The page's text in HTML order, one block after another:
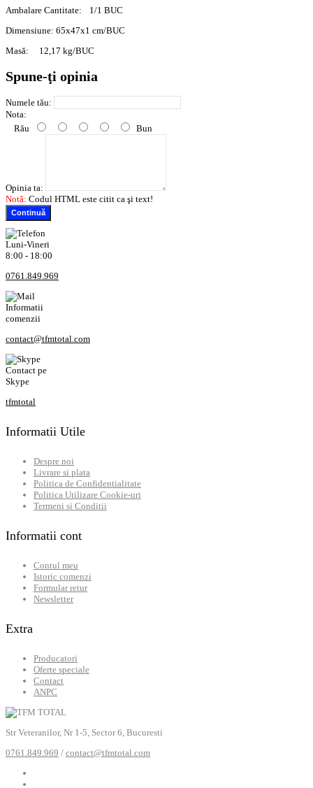
Ambalare Cantitate:
1/1 BUC
Dimensiune: 65x47x1 cm/BUC
Masă:
12,17 kg/BUC
Spune-ţi opinia
Numele tău:
Nota:
Rău
Bun
Opinia ta:
Notă: Codul HTML este citit ca şi text!
Continuă
Luni-Vineri
8:00 - 18:00
0761.849.969
Informatii
comenzii
contact@tfmtotal.com
Contact pe
Skype
tfmtotal
Informatii Utile
Despre noi
Livrare si plata
Politica de Confidentialitate
Politica Utilizare Cookie-uri
Termeni si Conditii
Informatii cont
Contul meu
Istoric comenzi
Formular retur
Newsletter
Extra
Producatori
Oferte speciale
Contact
ANPC
Str Veteranilor, Nr 1-5, Sector 6, Bucuresti
0761.849.969 / contact@tfmtotal.com